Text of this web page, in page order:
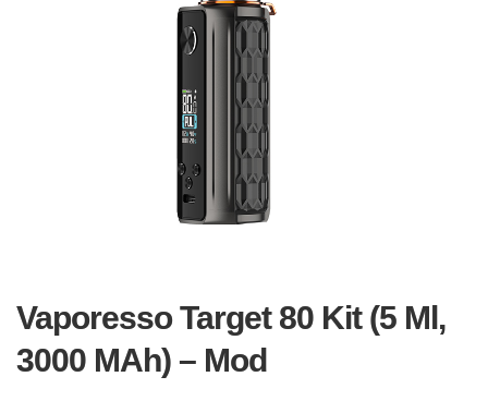
Vaporesso Target 80 Kit (5 Ml,
3000 MAh) – Mod